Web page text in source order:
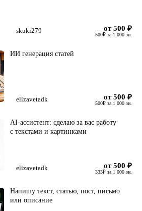
skuki279 от 500 ₽
500₽ за 1 000 зн.
ИИ генерация статей
elizavetadk от 500 ₽
500₽ за 1 000 зн.
AI-ассистент: сделаю за вас работу
с текстами и картинками
elizavetadk от 500 ₽
333₽ за 1 000 зн.
Напишу текст, статью, пост, письмо
или описание